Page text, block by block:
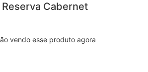
Cabernet
vendo esse produto agora